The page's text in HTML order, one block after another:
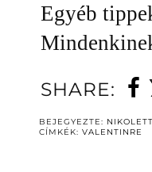
Egyéb
SHARE:
BEJEGYEZTE:
CÍMKÉK: VALENTINRE